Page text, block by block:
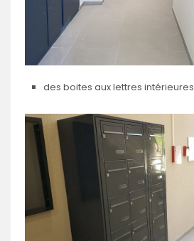
des boites aux lettres intérieures